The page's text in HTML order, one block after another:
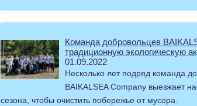
Команда добровольцев
традиционную экологическую
01.09.2022
Несколько лет подряд команда
BAIKALSEA Company выезжает
сезона, чтобы очистить побережье от мусора.